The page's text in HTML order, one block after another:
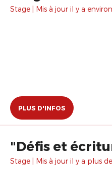
Stage | Mis à jour il y a
PLUS D'INFOS
"Défis et
Stage | Mis à jour il y a plus